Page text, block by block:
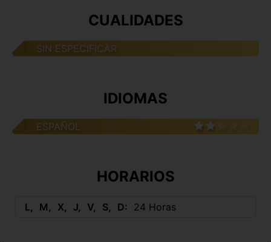
CUALIDADES
SIN ESPECIFICAR
IDIOMAS
ESPAÑOL
HORARIOS
L M X J V S D 24 Horas